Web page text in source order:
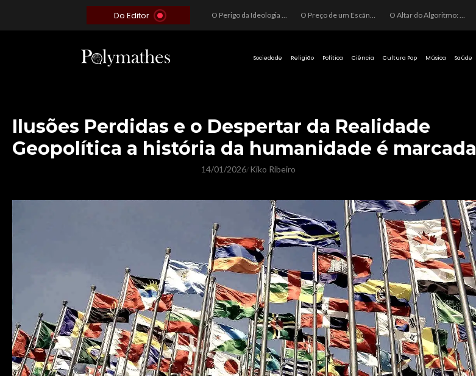
Do Editor O Perigo da Ideologia Desenfreada na Justiça: Quando a Pauta Política Substitui a Pena Criminal O Preço de um Escândalo: A Discrepância Entre o “Filme de Bolsonaro” e a Realidade do Cinema Mundial O Altar do Algoritmo: A Carência Humana e a Fabricação de Heróis no Brasil
Sociedade Religião Política Ciência Cultura Pop Música Saúde
Ilusões Perdidas e o Despertar da Realidade
Geopolítica a história da humanidade é marcada
14/01/2026/ Kiko Ribeiro